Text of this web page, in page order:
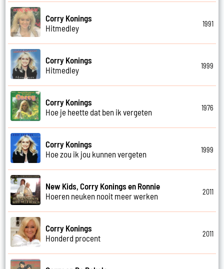
Corry Konings
Hitmedley
1991
Corry Konings
Hitmedley
1999
Corry Konings
Hoe je heette dat ben ik vergeten
1976
Corry Konings
Hoe zou ik jou kunnen vergeten
1999
New Kids, Corry Konings en Ronnie
Hoeren neuken nooit meer werken
2011
Corry Konings
Honderd procent
2011